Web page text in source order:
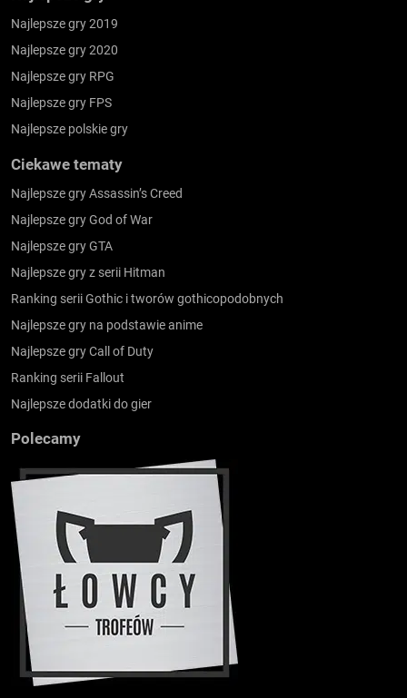
Najlepsze gry 2019
Najlepsze gry 2020
Najlepsze gry RPG
Najlepsze gry FPS
Najlepsze polskie gry
Ciekawe tematy
Najlepsze gry Assassin’s Creed
Najlepsze gry God of War
Najlepsze gry GTA
Najlepsze gry z serii Hitman
Ranking serii Gothic i tworów gothicopodobnych
Najlepsze gry na podstawie anime
Najlepsze gry Call of Duty
Ranking serii Fallout
Najlepsze dodatki do gier
Polecamy